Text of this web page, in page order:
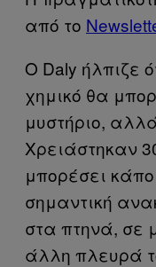
από το
Ο Daly ήλπιζε
χημικό θα
μυστήριο,
Χρειάστηκαν
μπορέσει
σημαντική
στα πτηνά, σε
άλλη πλευρά